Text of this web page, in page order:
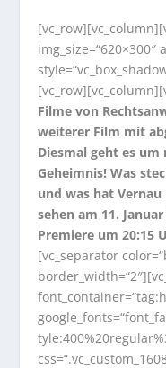
img_size=“620×300″
Filme von
weiterer Film mit
Diesmal geht es
Geheimnis! Was
und was hat
sehen am 11.
Premiere um 20:15
[vc_separator